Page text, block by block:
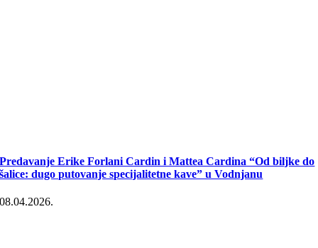
Predavanje Erike Forlani Cardin i Mattea Cardina “Od biljke do
šalice: dugo putovanje specijalitetne kave” u Vodnjanu
08.04.2026.